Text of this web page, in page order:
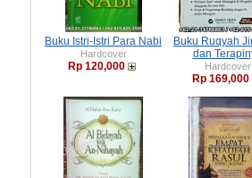
Buku Istri-Istri Para Nabi
Hardcover
Rp 120,000
Buku Ruqyah
dan
Hardcover
Rp 169,000